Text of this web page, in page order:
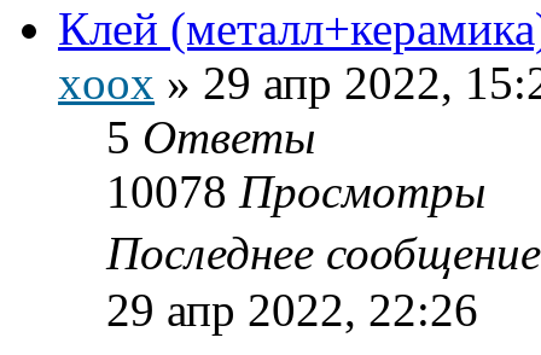
Клей
xoox » 29 апр 2022,
5 Ответы
10078 Просмотры
Последнее
29 апр 2022, 22:26